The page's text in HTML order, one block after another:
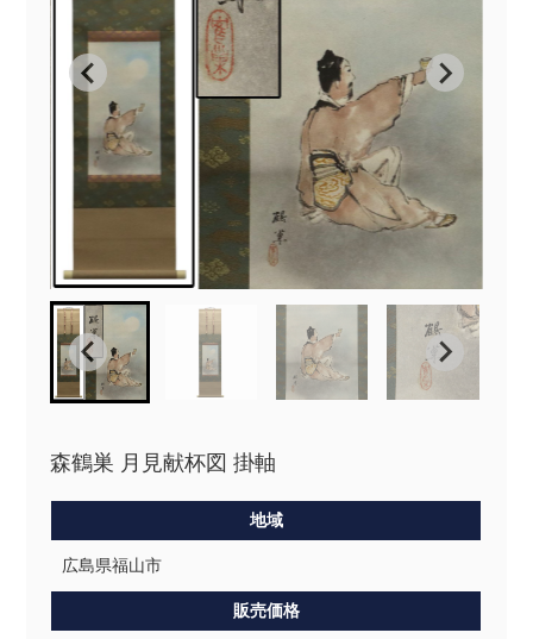
森鶴巣 月見献杯図 掛軸
地域
広島県福山市
販売価格